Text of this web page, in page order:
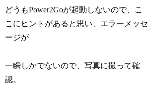
どうもPower2Goが起動しないので、こ
こにヒントがあると思い、エラーメッセ
ージが
一瞬しかでないので、写真に撮って確
認。